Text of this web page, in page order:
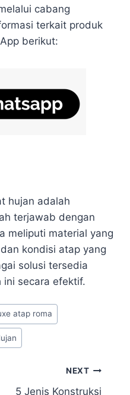
cabang
terkait produk
berikut:
hujan adalah
terjawab dengan
meliputi material yang
kondisi atap yang
solusi tersedia
ini secara efektif.
atap roma
NEXT
5 Jenis Konstruksi